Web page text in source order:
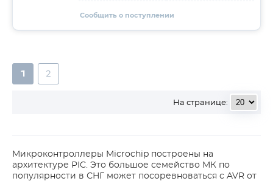
Сообщить о поступлении
1 2
На странице:
Микроконтроллеры Microchip построены на
архитектуре PIC. Это большое семейство МК по
популярности в СНГ может посоревноваться с AVR от